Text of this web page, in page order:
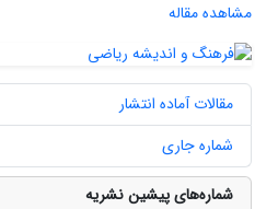
مشاهده مقاله
مقالات آماده انتشار
شماره جاری
شماره‌های پیشین نشریه